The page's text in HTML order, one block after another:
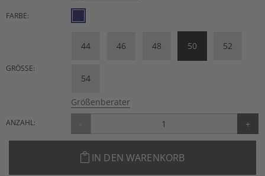
FARBE:
GRÖSSE:
44 46 48 50 52
54
Größenberater
ANZAHL: - +
IN DEN WARENKORB